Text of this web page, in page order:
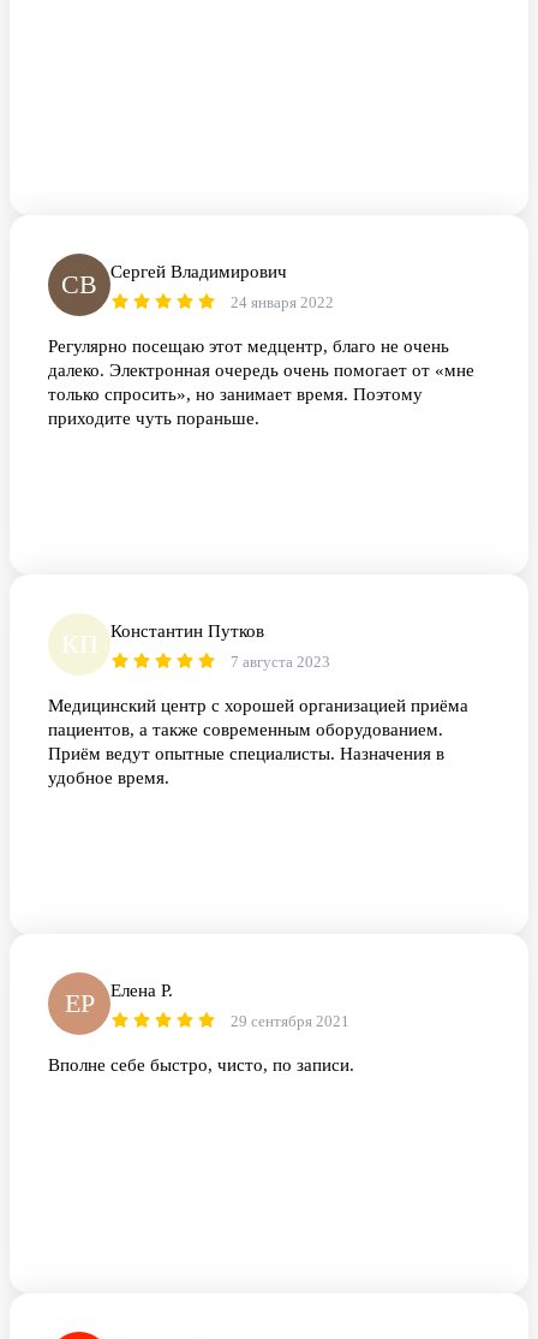
СВ Сергей Владимирович
24 января 2022
Регулярно посещаю этот медцентр, благо не очень
далеко. Электронная очередь очень помогает от «мне
только спросить», но занимает время. Поэтому
приходите чуть пораньше.
КП Константин Путков
7 августа 2023
Медицинский центр с хорошей организацией приёма
пациентов, а также современным оборудованием.
Приём ведут опытные специалисты. Назначения в
удобное время.
ЕР Елена Р.
29 сентября 2021
Вполне себе быстро, чисто, по записи.